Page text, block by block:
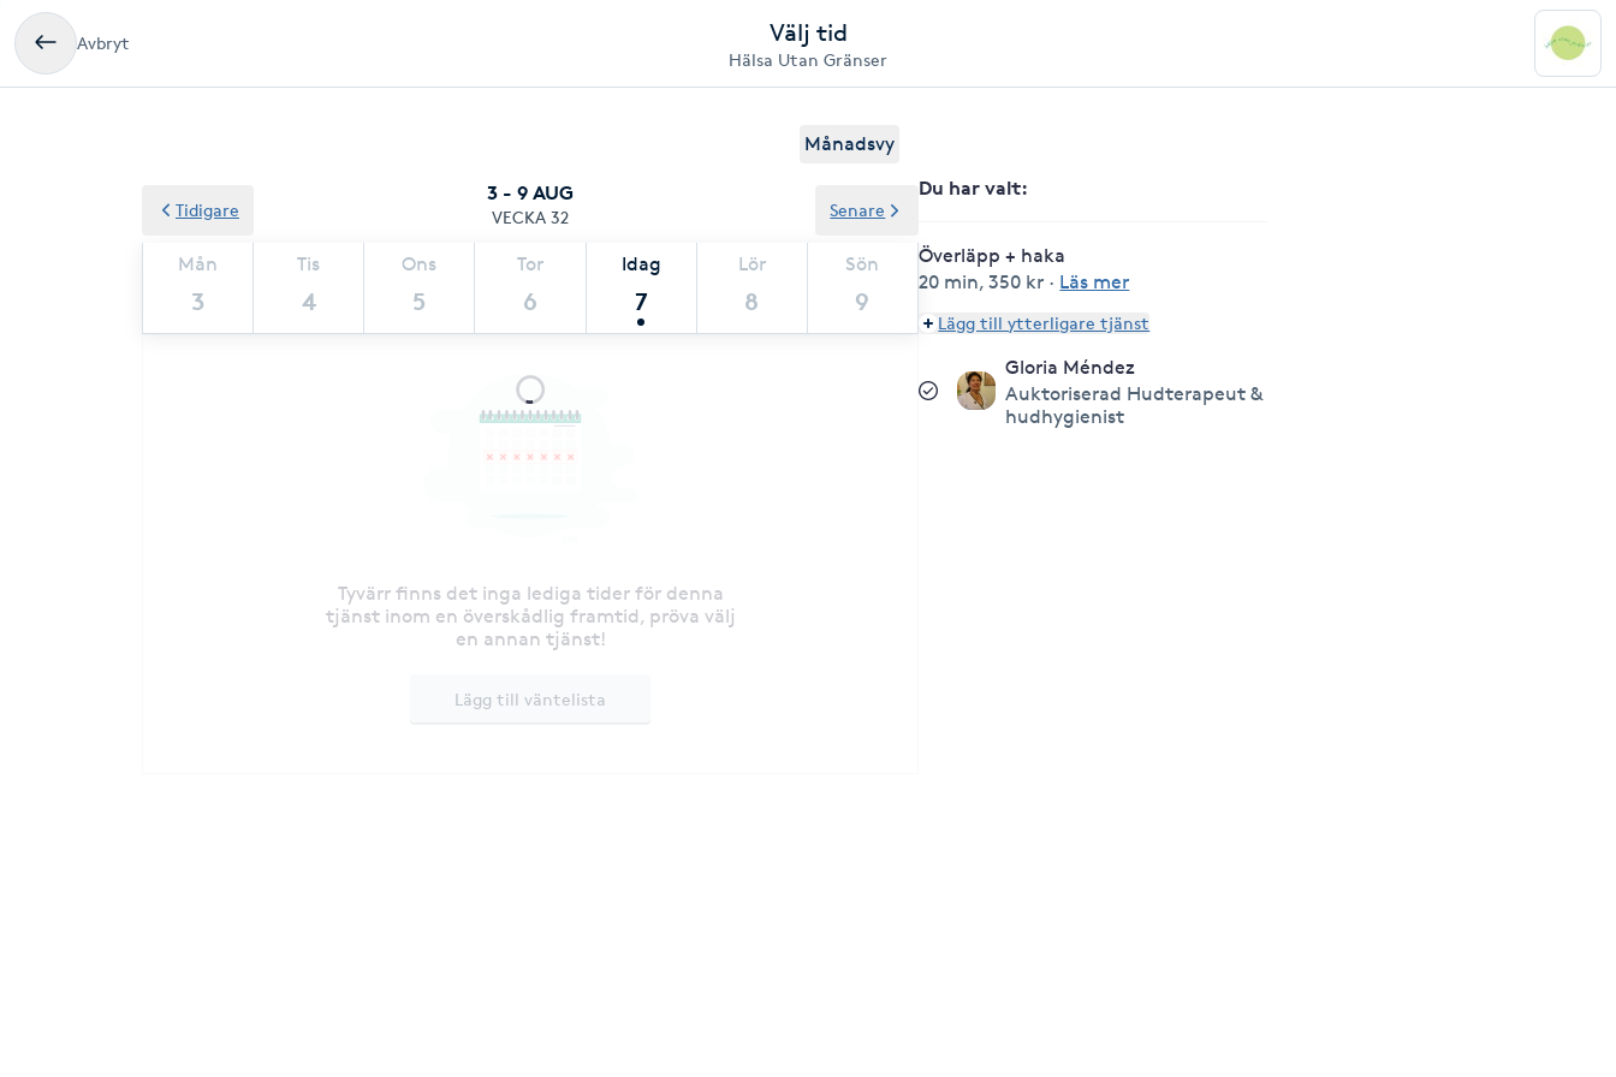
Avbryt Välj tid
Hälsa Utan Gränser
Månadsvy
3 - 9 AUG
VECKA 32
Mån
3
Tis
4
Ons
5
Tor
6
Idag
7
Lör
8
Sön
9
Tidigare Senare
Tyvärr finns det inga lediga tider för denna
tjänst inom en överskådlig framtid, pröva välj
en annan tjänst!
Lägg till väntelista
Du har valt:
Överläpp + haka
20 min,350 kr · Läs mer
Lägg till ytterligare tjänst
Gloria Méndez
Auktoriserad Hudterapeut &
hudhygienist